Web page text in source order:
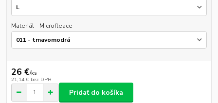
Materiál - Microfleace
26 €/ks
21,14 € bez DPH
Pridať do košíka